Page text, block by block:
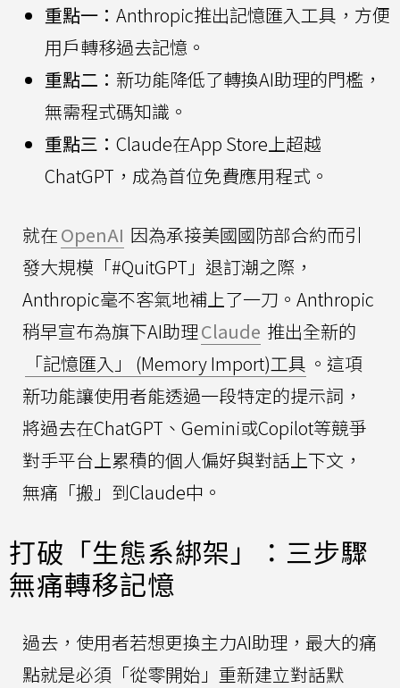
重點一： Anthropic推出記憶匯入工具，方便
用戶轉移過去記憶。
重點二： 新功能降低了轉換AI助理的門檻，
無需程式碼知識。
重點三： Claude在App Store上超越
ChatGPT，成為首位免費應用程式。
就在OpenAI 因為承接美國國防部合約而引
發大規模「#QuitGPT」退訂潮之際，
Anthropic毫不客氣地補上了一刀。Anthropic
稍早宣布為旗下AI助理Claude 推出全新的
「記憶匯入」 (Memory Import)工具 。這項
新功能讓使用者能透過一段特定的提示詞，
將過去在ChatGPT、Gemini或Copilot等競爭
對手平台上累積的個人偏好與對話上下文，
無痛「搬」到Claude中。
打破「生態系綁架」：三步驟
無痛轉移記憶
過去，使用者若想更換主力AI助理，最大的痛
點就是必須「從零開始」重新建立對話默